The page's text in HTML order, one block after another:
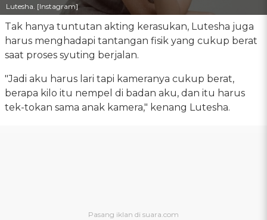
Lutesha. [Instagram]
Tak hanya tuntutan akting kerasukan, Lutesha juga
harus menghadapi tantangan fisik yang cukup berat
saat proses syuting berjalan.
"Jadi aku harus lari tapi kameranya cukup berat,
berapa kilo itu nempel di badan aku, dan itu harus
tek-tokan sama anak kamera," kenang Lutesha.